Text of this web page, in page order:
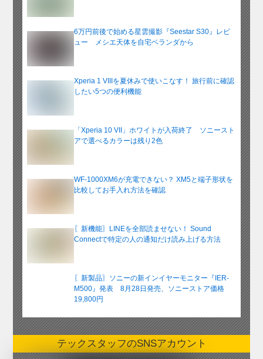
6万円前後で始める星雲撮影『Seestar S30』レビ
ュー メシエ天体を自宅ベランダから
Xperia 1 VIIIを夏休みで使いこなす！ 旅行前に確認
したい5つの便利機能
「Xperia 10 VII」ホワイトが入荷終了 ソニースト
アで選べるカラーは残り2色
WF-1000XM6が充電できない？ XM5と端子形状を
比較してお手入れ方法を確認
〖新機能〗LINEを全部読ませない！ Sound
Connectで特定の人の通知だけ読み上げる方法
〖新製品〗ソニーの新インイヤーモニター『IER-
M500』発表 8月28日発売、ソニーストア価格
19,800円
テックスタッフのSNSアカウント